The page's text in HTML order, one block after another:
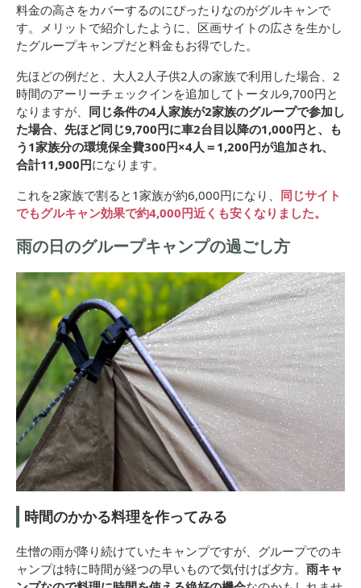
料金の高さをカバーするのにぴったりなのがグルキャンで
す。メリットで紹介したように、区画サイトの広さを生かし
たグループキャンプだと料金もお得でした。
先ほどの例だと、大人2人子供2人の家族で利用した場合、2
時間のアーリーチェックインを追加してトータル9,700円と
なりますが、 同じ条件の4人家族が2家族のグループで参加し
た場合、先ほど同じ9,700円に車2台目以降の1,000円と、も
う1家族分の環境保全費300円×4人＝1,200円が追加され、
合計11,900円になります。
これを2家族で割ると1家族が約6,000円になり、 同じサイト
でもグルキャン効果で約4,000円近くも安くなりました。
雨の日のグループキャンプの過ごし方
時間のかかる料理を作ってみる
生憎の雨が降り続けていたキャンプですが、グループでのキ
ャンプは特に時間が経つの早いもので気付けば夕方。 雨キャ